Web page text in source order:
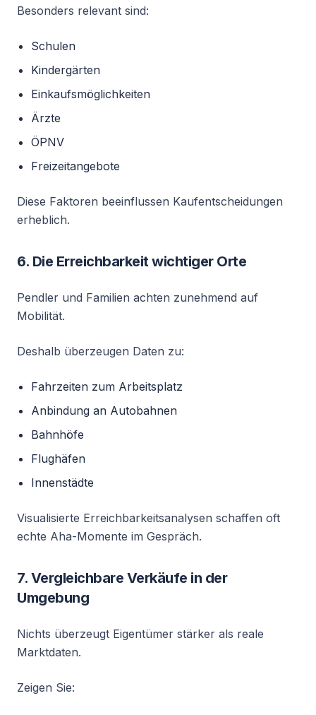
Besonders relevant sind:
Schulen
Kindergärten
Einkaufsmöglichkeiten
Ärzte
ÖPNV
Freizeitangebote
Diese Faktoren beeinflussen Kaufentscheidungen
erheblich.
6. Die Erreichbarkeit wichtiger Orte
Pendler und Familien achten zunehmend auf
Mobilität.
Deshalb überzeugen Daten zu:
Fahrzeiten zum Arbeitsplatz
Anbindung an Autobahnen
Bahnhöfe
Flughäfen
Innenstädte
Visualisierte Erreichbarkeitsanalysen schaffen oft
echte Aha-Momente im Gespräch.
7. Vergleichbare Verkäufe in der
Umgebung
Nichts überzeugt Eigentümer stärker als reale
Marktdaten.
Zeigen Sie: